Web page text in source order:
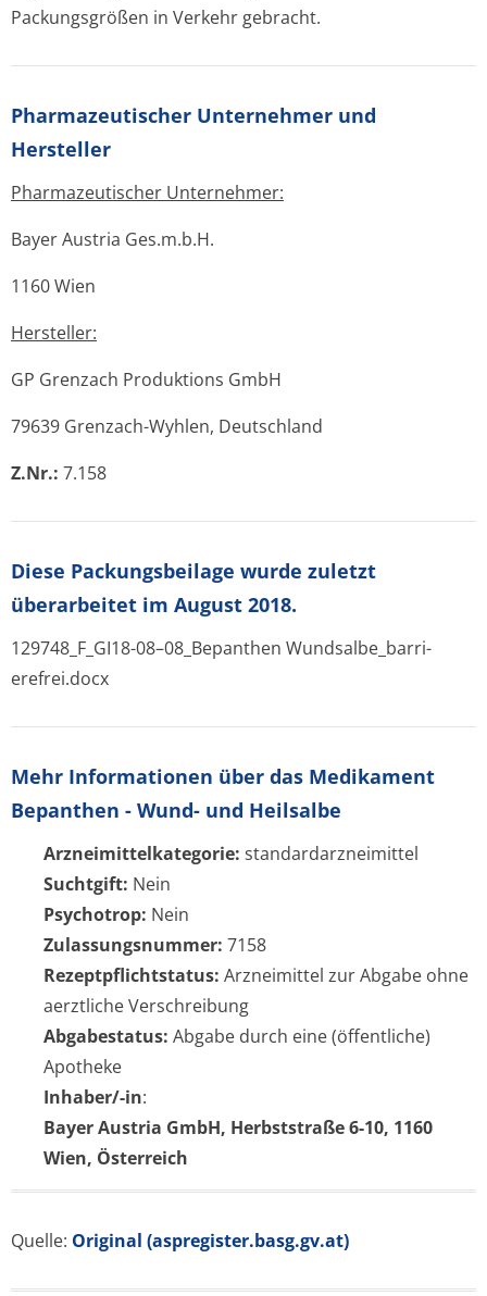
Packungsgrößen in Verkehr gebracht.
Pharmazeutischer Unternehmer und
Hersteller
Pharmazeutischer Unternehmer:
Bayer Austria Ges.m.b.H.
1160 Wien
Hersteller:
GP Grenzach Produktions GmbH
79639 Grenzach-Wyhlen, Deutschland
Z.Nr.: 7.158
Diese Packungsbeilage wurde zuletzt
überarbeitet im August 2018.
129748_F_GI18-08–08_Bepanthen Wundsalbe_barri­
erefrei.docx
Mehr Informationen über das Medikament
Bepanthen - Wund- und Heilsalbe
Arzneimittelkategorie: standardarzneimittel
Suchtgift: Nein
Psychotrop: Nein
Zulassungsnummer: 7158
Rezeptpflichtstatus: Arzneimittel zur Abgabe ohne
aerztliche Verschreibung
Abgabestatus: Abgabe durch eine (öffentliche)
Apotheke
Inhaber/-in:
Bayer Austria GmbH, Herbststraße 6-10, 1160
Wien, Österreich
Quelle: Original (aspregister.basg.gv.at)